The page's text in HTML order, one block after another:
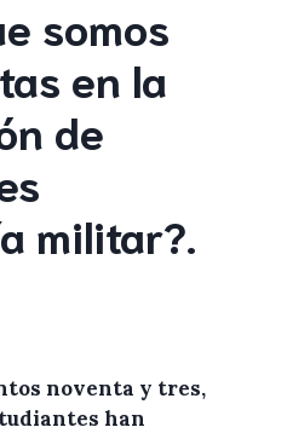
somos
en la
de
militar?.
noventa y tres,
han